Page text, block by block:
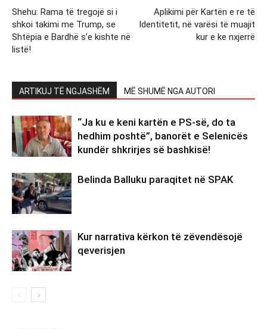
Shehu: Rama të tregojë si i
shkoi takimi me Trump, se
Shtëpia e Bardhë s’e kishte në
listë!
Aplikimi për Kartën e re të
Identitetit, në varësi të muajit
kur e ke nxjerrë
ARTIKUJ TË NGJASHËM MË SHUMË NGA AUTORI
“Ja ku e keni kartën e PS-së, do ta
hedhim poshtë”, banorët e Selenicës
kundër shkrirjes së bashkisë!
Belinda Balluku paraqitet në SPAK
Kur narrativa kërkon të zëvendësojë
qeverisjen